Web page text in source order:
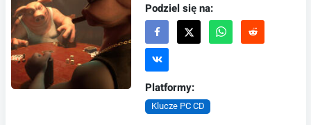
Bar, gdzie oszustwo i
przebiegłość rządzą nocą. To
nie je...
Podziel się na:
Platformy:
Klucze PC CD